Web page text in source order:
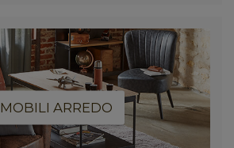
MOBILI ARREDO